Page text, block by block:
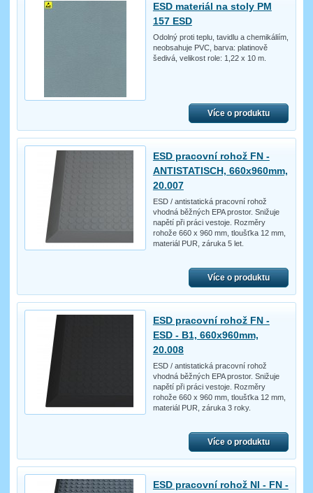
ESD materiál na stoly PM
157 ESD
Odolný proti teplu, tavidlu a chemikáliím,
neobsahuje PVC, barva: platinově
šedivá, velikost role: 1,22 x 10 m.
Více o produktu
ESD pracovní rohož FN -
ANTISTATISCH, 660x960mm,
20.007
ESD / antistatická pracovní rohož
vhodná běžných EPA prostor. Snižuje
napětí při práci vestoje. Rozměry
rohože 660 x 960 mm, tloušťka 12 mm,
materiál PUR, záruka 5 let.
Více o produktu
ESD pracovní rohož FN -
ESD - B1, 660x960mm,
20.008
ESD / antistatická pracovní rohož
vhodná běžných EPA prostor. Snižuje
napětí při práci vestoje. Rozměry
rohože 660 x 960 mm, tloušťka 12 mm,
materiál PUR, záruka 3 roky.
Více o produktu
ESD pracovní rohož NI - FN -